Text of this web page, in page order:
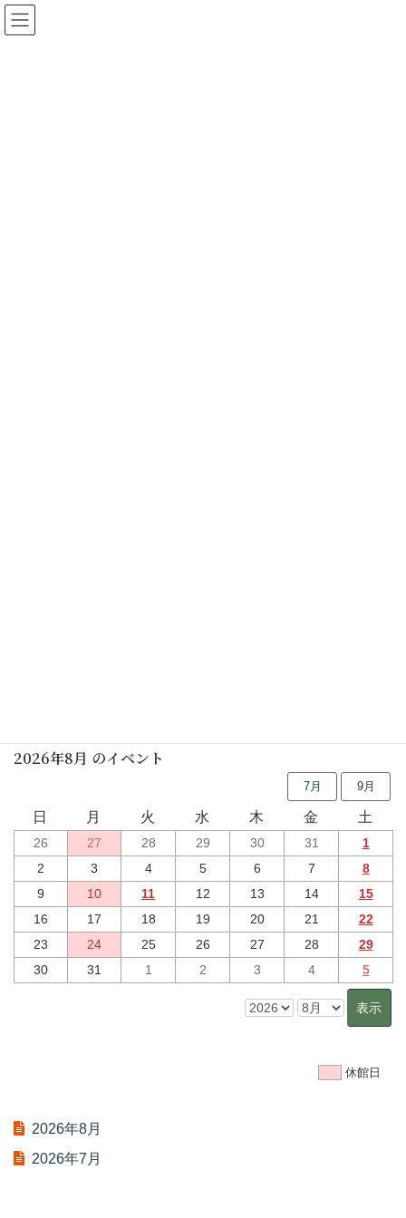
2026年8月 のイベント
7月 9月
日 月 火 水 木 金 土
26 27 28 29 30 31
1
2
3 4 5 6 7
8
9
10 11 12 13 14
15
16
17 18 19 20 21
22
23
24 25 26 27 28
29
30
31 1 2 3 4 5
休館日
2026年8月
2026年7月